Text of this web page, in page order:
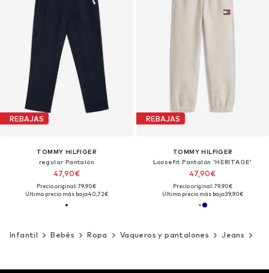
REBAJAS
TOMMY HILFIGER
regular Pantalón
47,90€
Precio original: 79,90€
Último precio más bajo:40,72€
REBAJAS
TOMMY HILFIGER
Loosefit Pantalón 'HERITAGE'
47,90€
Precio original: 79,90€
Último precio más bajo:39,90€
Infantil Bebés Ropa Vaqueros y pantalones Jeans